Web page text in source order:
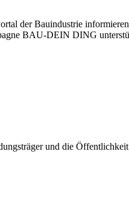
der Bauindustrie
BAU-DEIN DING
und die